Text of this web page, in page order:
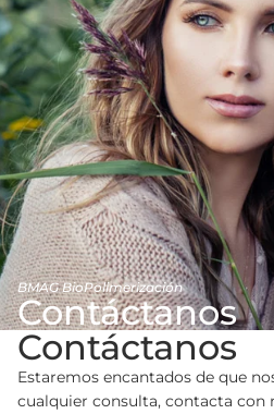
BMAG BioPolimerización
Contáctanos
Contáctanos
Estaremos encantados de que
cualquier consulta, contacta con